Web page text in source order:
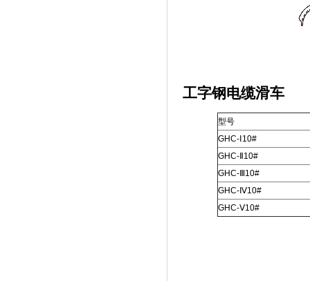
工字钢电缆滑车
型号
GHC-Ⅰ10#
GHC-Ⅱ10#
GHC-Ⅲ10#
GHC-Ⅳ10#
GHC-Ⅴ10#